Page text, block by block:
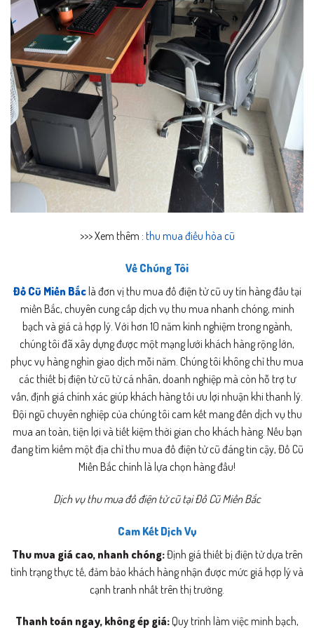
>>> Xem thêm : thu mua điều hòa cũ
Về Chúng Tôi
Đồ Cũ Miền Bắclà đơn vị thu mua đồ điện tử cũ uy tín hàng đầu tại
miền Bắc, chuyên cung cấp dịch vụ thu mua nhanh chóng, minh
bạch và giá cả hợp lý. Với hơn 10 năm kinh nghiệm trong ngành,
chúng tôi đã xây dựng được một mạng lưới khách hàng rộng lớn,
phục vụ hàng nghìn giao dịch mỗi năm. Chúng tôi không chỉ thu mua
các thiết bị điện tử cũ từ cá nhân, doanh nghiệp mà còn hỗ trợ tư
vấn, định giá chính xác giúp khách hàng tối ưu lợi nhuận khi thanh lý.
Đội ngũ chuyên nghiệp của chúng tôi cam kết mang đến dịch vụ thu
mua an toàn, tiện lợi và tiết kiệm thời gian cho khách hàng. Nếu bạn
đang tìm kiếm một địa chỉ thu mua đồ điện tử cũ đáng tin cậy, Đồ Cũ
Miền Bắc chính là lựa chọn hàng đầu!
Dịch vụ thu mua đồ điện tử cũ tại Đồ Cũ Miền Bắc
Cam Kết Dịch Vụ
Thu mua giá cao, nhanh chóng:Định giá thiết bị điện tử dựa trên
tình trạng thực tế, đảm bảo khách hàng nhận được mức giá hợp lý và
cạnh tranh nhất trên thị trường.
Thanh toán ngay, không ép giá:Quy trình làm việc minh bạch,